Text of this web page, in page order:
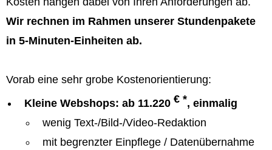
Wir rechnen im Rahmen unserer Stundenpakete
in 5-Minuten-Einheiten ab.
Vorab eine sehr grobe Kostenorientierung:
Kleine Webshops: ab 11.220 € *, einmalig
wenig Text-/Bild-/Video-Redaktion
mit begrenzter Einpflege / Datenübernahme